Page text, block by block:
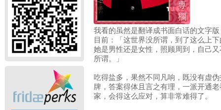
我看的虽然是翻译成书面白话的文字
目前：「这世界没所谓，到了这么上
她是男性还是女性，照顾周到，自己
所谓。」
吃得盐多，果然不同凡响，既没有虚
牌，答案得体且言之有理，一派开通
家，会得这么应对，算非常难得了。